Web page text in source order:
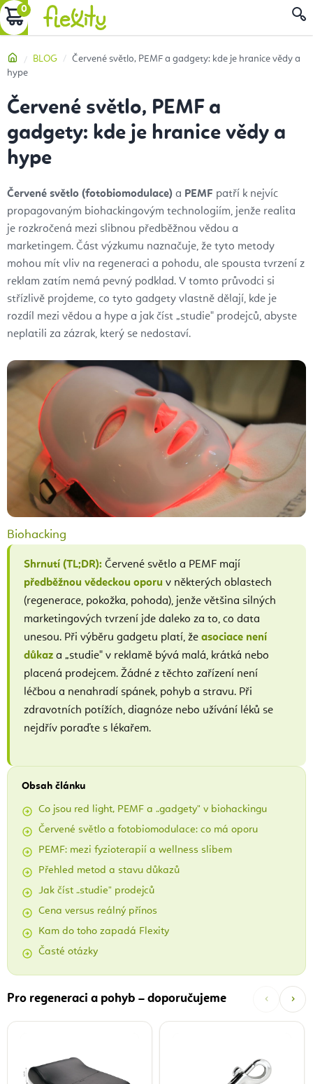
Přejít
na
NÁKUPNÍ
DomůBLOG
Červené světlo, PEMF a gadgety: kde je hranice vědy a
hype
Červené světlo, PEMF a
gadgety: kde je hranice vědy a
hype
Červené světlo (fotobiomodulace) a PEMF patří k nejvíc
propagovaným biohackingovým technologiím, jenže realita
je rozkročená mezi slibnou předběžnou vědou a
marketingem. Část výzkumu naznačuje, že tyto metody
mohou mít vliv na regeneraci a pohodu, ale spousta tvrzení z
reklam zatím nemá pevný podklad. V tomto průvodci si
střízlivě projdeme, co tyto gadgety vlastně dělají, kde je
rozdíl mezi vědou a hype a jak číst „studie" prodejců, abyste
neplatili za zázrak, který se nedostaví.
Biohacking
Shrnutí (TL;DR): Červené světlo a PEMF mají
předběžnou vědeckou oporu v některých oblastech
(regenerace, pokožka, pohoda), jenže většina silných
marketingových tvrzení jde daleko za to, co data
unesou. Při výběru gadgetu platí, že asociace není
důkaz a „studie" v reklamě bývá malá, krátká nebo
placená prodejcem. Žádné z těchto zařízení není
léčbou a nenahradí spánek, pohyb a stravu. Při
zdravotních potížích, diagnóze nebo užívání léků se
nejdřív poraďte s lékařem.
Obsah článku
Co jsou red light, PEMF a „gadgety" v biohackingu
Červené světlo a fotobiomodulace: co má oporu
PEMF: mezi fyzioterapií a wellness slibem
Přehled metod a stavu důkazů
Jak číst „studie" prodejců
Cena versus reálný přínos
Kam do toho zapadá Flexity
Časté otázky
Pro regeneraci a pohyb – doporučujeme ‹ ›